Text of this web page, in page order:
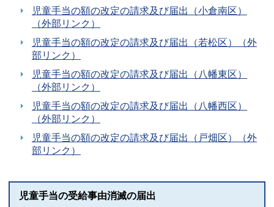
児童手当の額の改定の請求及び届出（小倉南区）
（外部リンク）
児童手当の額の改定の請求及び届出（若松区）（外
部リンク）
児童手当の額の改定の請求及び届出（八幡東区）
（外部リンク）
児童手当の額の改定の請求及び届出（八幡西区）
（外部リンク）
児童手当の額の改定の請求及び届出（戸畑区）（外
部リンク）
児童手当の受給事由消滅の届出